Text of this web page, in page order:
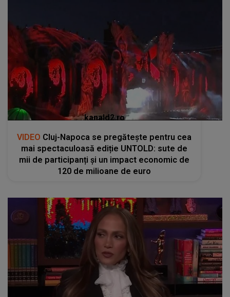
kanald2.ro
VIDEO Cluj-Napoca se pregătește pentru cea
mai spectaculoasă ediție UNTOLD: sute de
mii de participanți și un impact economic de
120 de milioane de euro